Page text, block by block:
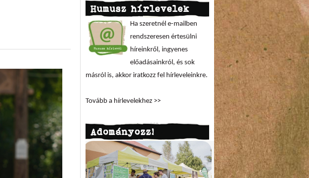
Humusz hírlevelek
Ha szeretnél e-mailben
rendszeresen értesülni
híreinkről, ingyenes
előadásainkról, és sok
másról is, akkor iratkozz fel hírleveleinkre.
Tovább a hírlevelekhez >>
Adományozz!